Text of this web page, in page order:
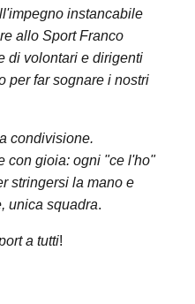
instancabile
allo Sport Franco
di volontari e dirigenti
per far sognare i nostri
condivisione.
con gioia: ogni "ce l'ho"
stringersi la mano e
unica squadra.
a tutti!